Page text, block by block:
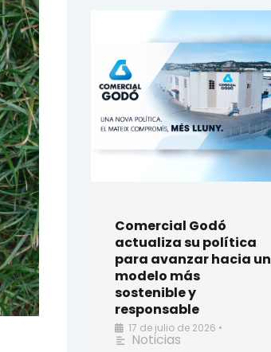
Comercial Godó
actualiza su política
para avanzar hacia un
modelo más
sostenible y
responsable
17 de julio de 2026 •
Noticias